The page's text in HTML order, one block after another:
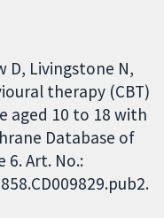
D, Livingstone N,
therapy (CBT)
aged 10 to 18 with
Database of
6. Art. No.: